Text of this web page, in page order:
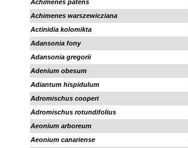
Achimenes patens
Achimenes warszewicziana
Actinidia kolomikta
Adansonia fony
Adansonia gregorii
Adenium obesum
Adiantum hispidulum
Adromischus cooperi
Adromischus rotundifolius
Aeonium arboreum
Aeonium canariense